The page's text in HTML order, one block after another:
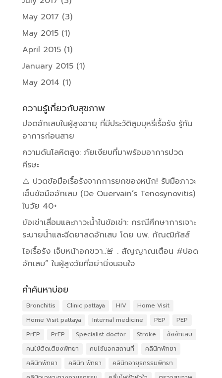
May 2017 (3)
May 2015(1)
April 2015(1)
January 2015(1)
May 2014 (1)
ความรู้เกี่ยวกับสุขภาพ
ปอดอักเสบในผู้สูงอายุ ที่มีประวัติสูบบุหรี่เรื้อรัง รู้ทัน
อาการก่อนสาย
ความดันโลหิตสูง: ภัยเงียบที่มาพร้อมอาการปวด
ศีรษะ
⚠️ ปวดข้อมือเรื้อรังจากการยกของหนัก! รับมือภาวะ
เอ็นข้อมืออักเสบ (De Quervain’s Tenosynovitis)
ในวัย 40+
ข้อเข่าเสื่อมและภาวะน้ำในข้อเข่า: กรณีศึกษาการเจาะ
ระบายน้ำและฉีดยาลดอักเสบ โดย นพ. กัณฒิภัสส์
ไอเรื้อรัง เจ็บหน้าอกขวา..🚨 . สัญญาณเตือน #ปอด
อักเสบ” ในผู้สูงวัยที่อย่านิ่งนอนใจ
คำค้นหาบ่อย
Bronchitis Clinic pattaya HIV
Home Visit
Home Visit pattaya
Internal medicine PEP
PEP
PrEP
PrEP Specialist doctor Stroke
ข้ออักเสบ
คนไข้ติดเตียงพัทยา
คนไข้นอกสถานที่
คลินิกพัทยา
คลินิกพัทยา
คลินิก พัทยา
คลินิกอายุรกรรมพัทยา